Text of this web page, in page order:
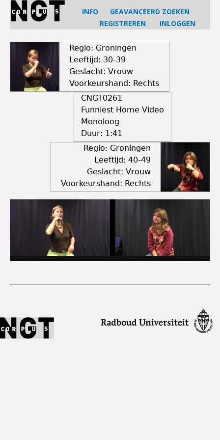
Jump
navigation
INFO
GEAVANCEERD ZOEKEN
REGISTREREN
INLOGGEN
Regio: Groningen
Leeftijd: 30-39
Geslacht: Vrouw
Voorkeurshand: Rechts
CNGT0261
Funniest Home Video
Monoloog
Duur: 1:41
Regio: Groningen
Leeftijd: 40-49
Geslacht: Vrouw
Voorkeurshand: Rechts